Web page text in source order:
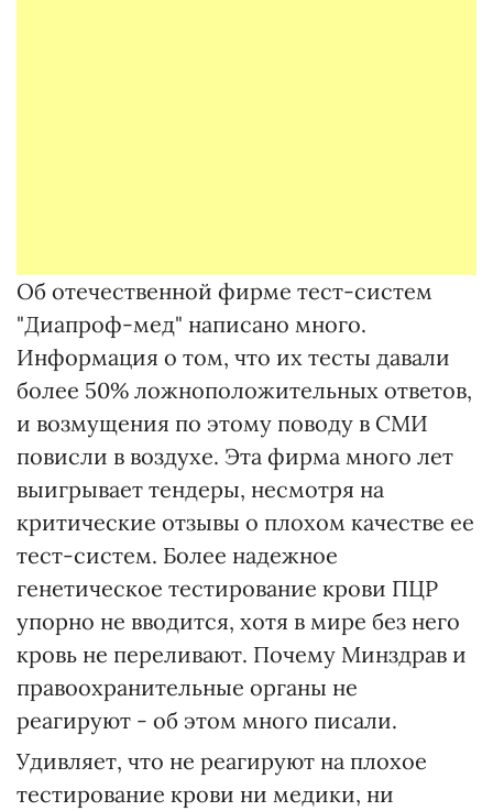
Об отечественной фирме тест-систем
"Диапроф-мед" написано много.
Информация о том, что их тесты давали
более 50% ложноположительных ответов,
и возмущения по этому поводу в СМИ
повисли в воздухе. Эта фирма много лет
выигрывает тендеры, несмотря на
критические отзывы о плохом качестве ее
тест-систем. Более надежное
генетическое тестирование крови ПЦР
упорно не вводится, хотя в мире без него
кровь не переливают. Почему Минздрав и
правоохранительные органы не
реагируют - об этом много писали.
Удивляет, что не реагируют на плохое
тестирование крови ни медики, ни